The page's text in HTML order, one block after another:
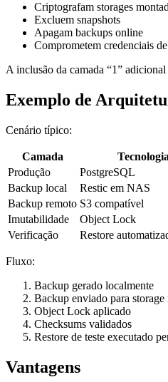
Criptografam storages
Excluem snapshots
Apagam backups online
Comprometem credenciais
A inclusão da camada “1”
Exemplo de
Cenário típico:
Camada
Tecnologia
Produção
PostgreSQL
Backup local
Restic em NAS
Backup remoto S3 compatível
Imutabilidade
Object Lock
Verificação
Restore
Fluxo:
Backup gerado localmente
Backup enviado para storage
Object Lock aplicado
Checksums validados
Restore de teste executado
Vantagens